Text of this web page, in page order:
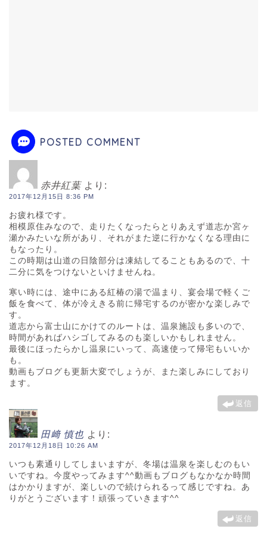
POSTED COMMENT
赤井紅葉 より:
2017年12月15日 8:36 PM
お疲れ様です。
相模原住みなので、走りたくなったらとりあえず道志か宮ヶ
瀬かみたいな所があり、それがまた逆に行かなくなる理由に
もなったり。
この時期は山道の日陰部分は凍結してることもあるので、十
二分に気をつけないといけませんね。
寒い時には、途中にある紅椿の湯で温まり、宴会場で軽くご
飯を食べて、体が冷えきる前に帰宅するのが密かな楽しみで
す。
道志から富士山にかけてのルートは、温泉施設も多いので、
時間があればハシゴしてみるのも楽しいかもしれません。
最後にほったらかし温泉にいって、高速使って帰宅もいいか
も。
動画もブログも更新大変でしょうが、また楽しみにしており
ます。
返信
田﨑 慎也 より:
2017年12月18日 10:26 AM
いつも素通りしてしまいますが、冬場は温泉を楽しむのもい
いですね。今度やってみます^^動画もブログもなかなか時間
はかかりますが、楽しいので続けられるって感じですね。あ
りがとうございます！頑張っていきます^^
返信